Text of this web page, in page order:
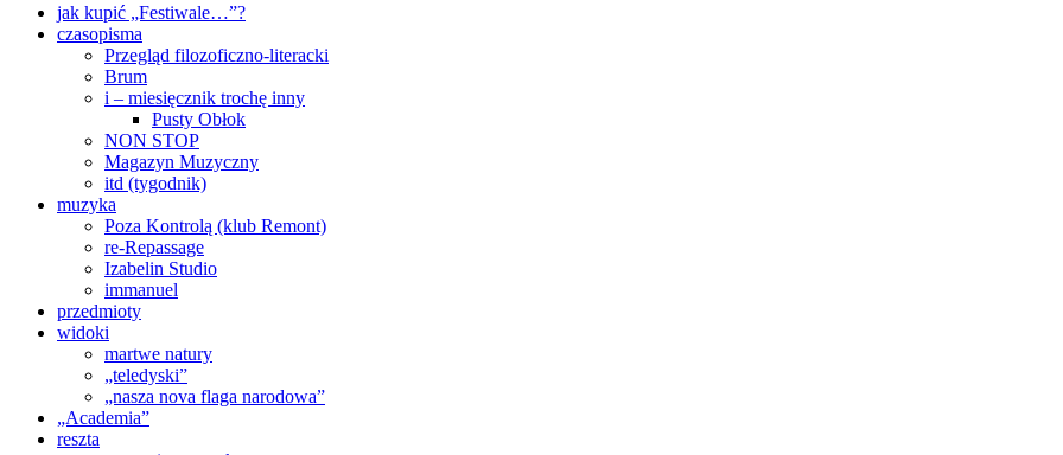
jak kupić „Festiwale…”?
czasopisma
Przegląd filozoficzno-literacki
Brum
i – miesięcznik trochę inny
Pusty Obłok
NON STOP
Magazyn Muzyczny
itd (tygodnik)
muzyka
Poza Kontrolą (klub Remont)
re-Repassage
Izabelin Studio
immanuel
przedmioty
widoki
martwe natury
„teledyski”
„nasza nova flaga narodowa”
„Academia”
reszta